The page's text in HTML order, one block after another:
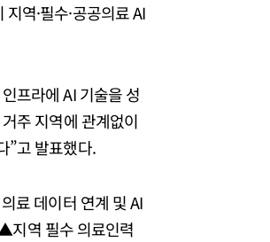
역·필수·공공의료 AI
프라에 AI 기술을 성
주 지역에 관계없이
”고 발표했다.
료 데이터 연계 및 AI
지역 필수 의료인력